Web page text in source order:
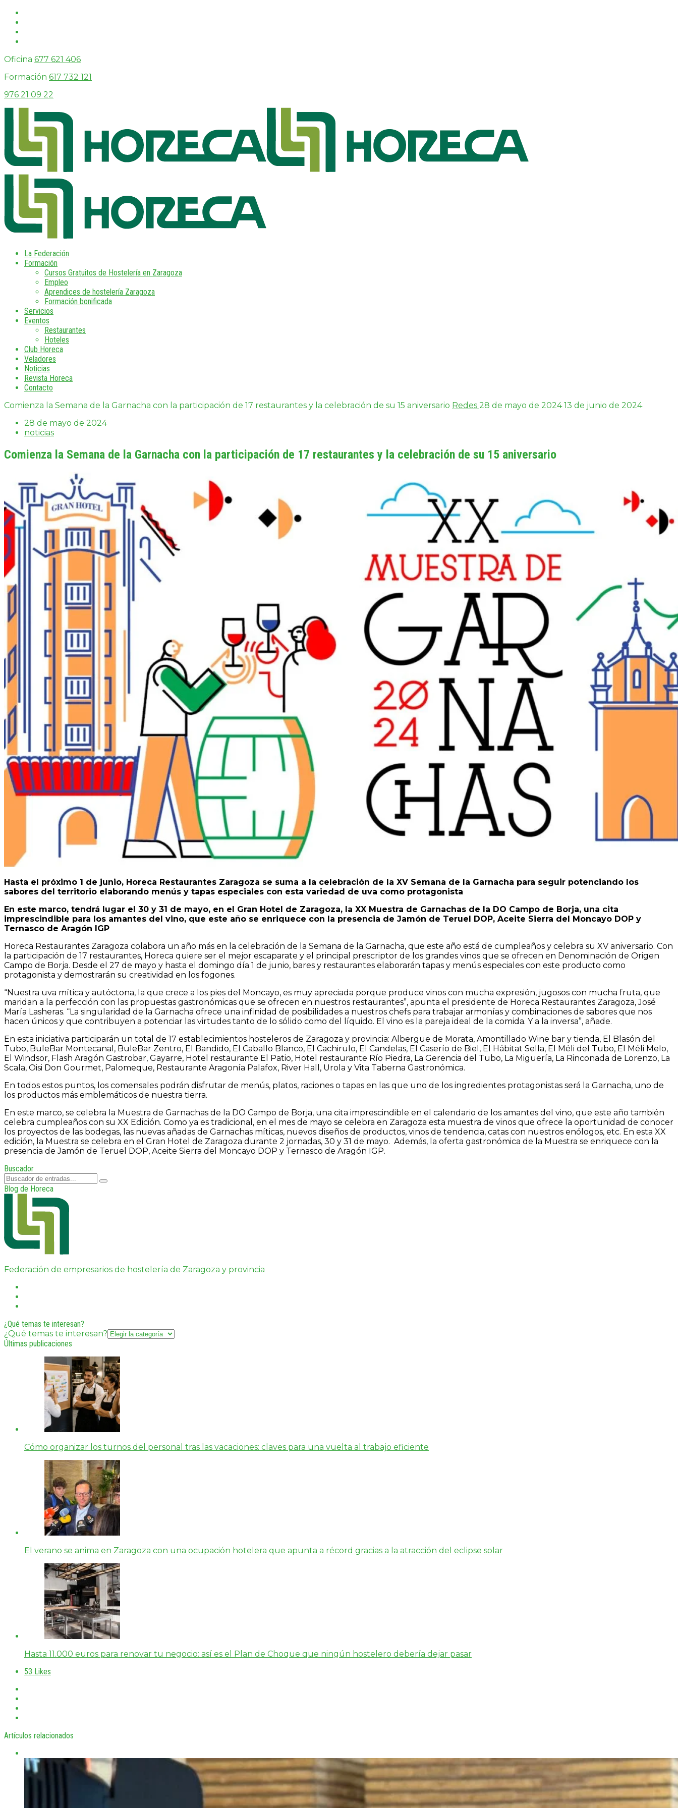
Oficina 677 621 406
Formación 617 732 121
976 21 09 22
La Federación
Formación
Cursos Gratuitos de Hostelería en Zaragoza
Empleo
Aprendices de hostelería Zaragoza
Formación bonificada
Servicios
Eventos
Restaurantes
Hoteles
Club Horeca
Veladores
Noticias
Revista Horeca
Contacto
Comienza la Semana de la Garnacha con la participación de 17 restaurantes y la celebración de su 15 aniversario Redes 28 de mayo de 202413 de junio de 2024
28 de mayo de 2024
noticias
Comienza la Semana de la Garnacha con la participación de 17 restaurantes y la celebración de su 15 aniversario
Hasta el próximo 1 de junio, Horeca Restaurantes Zaragoza se suma a la celebración de la XV Semana de la Garnacha para seguir potenciando los
sabores del territorio elaborando menús y tapas especiales con esta variedad de uva como protagonista
En este marco, tendrá lugar el 30 y 31 de mayo, en el Gran Hotel de Zaragoza, la XX Muestra de Garnachas de la DO Campo de Borja, una cita
imprescindible para los amantes del vino, que este año se enriquece con la presencia de Jamón de Teruel DOP, Aceite Sierra del Moncayo DOP y
Ternasco de Aragón IGP
Horeca Restaurantes Zaragoza colabora un año más en la celebración de la Semana de la Garnacha, que este año está de cumpleaños y celebra su XV aniversario. Con
la participación de 17 restaurantes, Horeca quiere ser el mejor escaparate y el principal prescriptor de los grandes vinos que se ofrecen en Denominación de Origen
Campo de Borja. Desde el 27 de mayo y hasta el domingo día 1 de junio, bares y restaurantes elaborarán tapas y menús especiales con este producto como
protagonista y demostrarán su creatividad en los fogones.
“Nuestra uva mítica y autóctona, la que crece a los pies del Moncayo, es muy apreciada porque produce vinos con mucha expresión, jugosos con mucha fruta, que
maridan a la perfección con las propuestas gastronómicas que se ofrecen en nuestros restaurantes”, apunta el presidente de Horeca Restaurantes Zaragoza, José
María Lasheras. “La singularidad de la Garnacha ofrece una infinidad de posibilidades a nuestros chefs para trabajar armonías y combinaciones de sabores que nos
hacen únicos y que contribuyen a potenciar las virtudes tanto de lo sólido como del líquido. El vino es la pareja ideal de la comida. Y a la inversa”, añade.
En esta iniciativa participarán un total de 17 establecimientos hosteleros de Zaragoza y provincia: Albergue de Morata, Amontillado Wine bar y tienda, El Blasón del
Tubo, BuleBar Montecanal, BuleBar Zentro, El Bandido, El Caballo Blanco, El Cachirulo, El Candelas, El Caserío de Biel, El Hábitat Sella, El Méli del Tubo, El Méli Melo,
El Windsor, Flash Aragón Gastrobar, Gayarre, Hotel restaurante El Patio, Hotel restaurante Río Piedra, La Gerencia del Tubo, La Miguería, La Rinconada de Lorenzo, La
Scala, Oisi Don Gourmet, Palomeque, Restaurante Aragonía Palafox, River Hall, Urola y Vita Taberna Gastronómica.
En todos estos puntos, los comensales podrán disfrutar de menús, platos, raciones o tapas en las que uno de los ingredientes protagonistas será la Garnacha, uno de
los productos más emblemáticos de nuestra tierra.
En este marco, se celebra la Muestra de Garnachas de la DO Campo de Borja, una cita imprescindible en el calendario de los amantes del vino, que este año también
celebra cumpleaños con su XX Edición. Como ya es tradicional, en el mes de mayo se celebra en Zaragoza esta muestra de vinos que ofrece la oportunidad de conocer
los proyectos de las bodegas, las nuevas añadas de Garnachas míticas, nuevos diseños de productos, vinos de tendencia, catas con nuestros enólogos, etc. En esta XX
edición, la Muestra se celebra en el Gran Hotel de Zaragoza durante 2 jornadas, 30 y 31 de mayo. Además, la oferta gastronómica de la Muestra se enriquece con la
presencia de Jamón de Teruel DOP, Aceite Sierra del Moncayo DOP y Ternasco de Aragón IGP.
Buscador
Blog de Horeca
Federación de empresarios de hostelería de Zaragoza y provincia
¿Qué temas te interesan?
¿Qué temas te interesan?
Últimas publicaciones
Cómo organizar los turnos del personal tras las vacaciones: claves para una vuelta al trabajo eficiente
El verano se anima en Zaragoza con una ocupación hotelera que apunta a récord gracias a la atracción del eclipse solar
Hasta 11.000 euros para renovar tu negocio: así es el Plan de Choque que ningún hostelero debería dejar pasar
53 Likes
Artículos relacionados